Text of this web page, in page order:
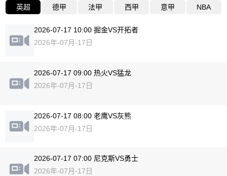
英超 德甲 法甲 西甲 意甲 NBA
2026-07-17 10:00 掘金VS开拓者
2026年-07月-17日
2026-07-17 09:00 热火VS猛龙
2026年-07月-17日
2026-07-17 08:00 老鹰VS灰熊
2026年-07月-17日
2026-07-17 07:00 尼克斯VS勇士
2026年-07月-17日